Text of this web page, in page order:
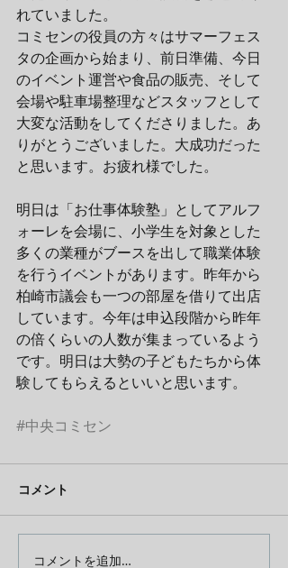
れていました。
コミセンの役員の方々はサマーフェス
タの企画から始まり、前日準備、今日
のイベント運営や食品の販売、そして
会場や駐車場整理などスタッフとして
大変な活動をしてくださりました。あ
りがとうございました。大成功だった
と思います。お疲れ様でした。
明日は「お仕事体験塾」としてアルフ
ォーレを会場に、小学生を対象とした
多くの業種がブースを出して職業体験
を行うイベントがあります。昨年から
柏崎市議会も一つの部屋を借りて出店
しています。今年は申込段階から昨年
の倍くらいの人数が集まっているよう
です。明日は大勢の子どもたちから体
験してもらえるといいと思います。
#中央コミセン
コメント
コメントを追加…